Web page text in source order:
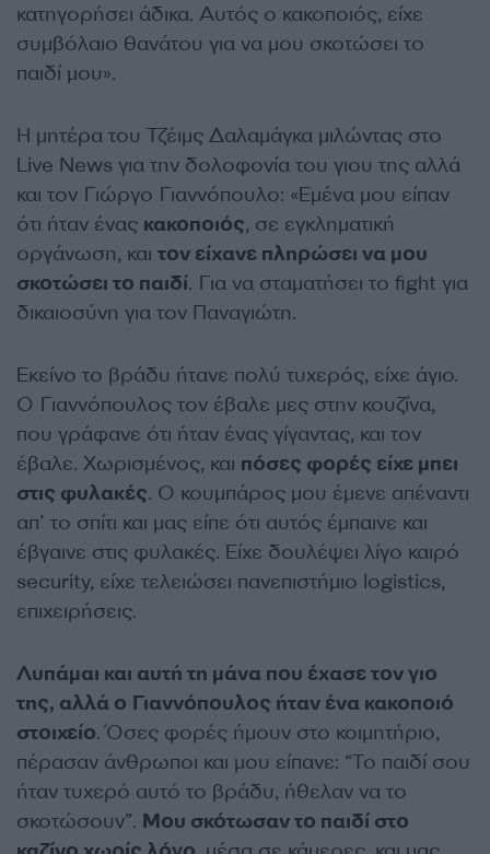
κατηγορήσει άδικα. Αυτός ο κακοποιός, είχε
συμβόλαιο θανάτου για να μου σκοτώσει το
παιδί μου».
Η μητέρα του Τζέιμς Δαλαμάγκα μιλώντας στο
Live News για την δολοφονία του γιου της αλλά
και τον Γιώργο Γιαννόπουλο: «Εμένα μου είπαν
ότι ήταν ένας κακοποιός, σε εγκληματική
οργάνωση, και τον είχανε πληρώσει να μου
σκοτώσει το παιδί. Για να σταματήσει το fight για
δικαιοσύνη για τον Παναγιώτη.
Εκείνο το βράδυ ήτανε πολύ τυχερός, είχε άγιο.
Ο Γιαννόπουλος τον έβαλε μες στην κουζίνα,
που γράφανε ότι ήταν ένας γίγαντας, και τον
έβαλε. Χωρισμένος, και πόσες φορές είχε μπει
στις φυλακές. Ο κουμπάρος μου έμενε απέναντι
απ’ το σπίτι και μας είπε ότι αυτός έμπαινε και
έβγαινε στις φυλακές. Είχε δουλέψει λίγο καιρό
security, είχε τελειώσει πανεπιστήμιο logistics,
επιχειρήσεις.
Λυπάμαι και αυτή τη μάνα που έχασε τον γιο
της, αλλά ο Γιαννόπουλος ήταν ένα κακοποιό
στοιχείο. Όσες φορές ήμουν στο κοιμητήριο,
πέρασαν άνθρωποι και μου είπανε: “Το παιδί σου
ήταν τυχερό αυτό το βράδυ, ήθελαν να το
σκοτώσουν”. Μου σκότωσαν το παιδί στο